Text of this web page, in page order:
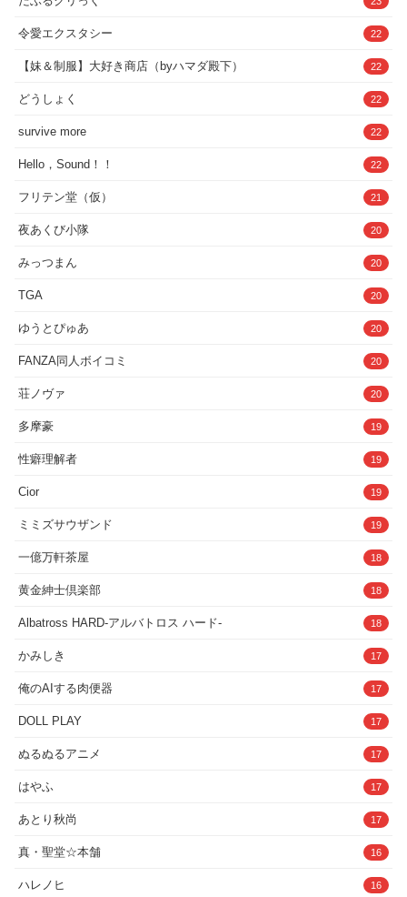
令愛エクスタシー 22
【妹＆制服】大好き商店（byハマダ殿下） 22
どうしょく 22
survive more 22
Hello，Sound！！ 22
フリテン堂（仮） 21
夜あくび小隊 20
みっつまん 20
TGA 20
ゆうとぴゅあ 20
FANZA同人ボイコミ 20
荘ノヴァ 20
多摩豪 19
性癖理解者 19
Cior 19
ミミズサウザンド 19
一億万軒茶屋 18
黄金紳士倶楽部 18
Albatross HARD‐アルバトロス ハード‐ 18
かみしき 17
俺のAIする肉便器 17
DOLL PLAY 17
ぬるぬるアニメ 17
はやふ 17
あとり秋尚 17
真・聖堂☆本舗 16
ハレノヒ 16